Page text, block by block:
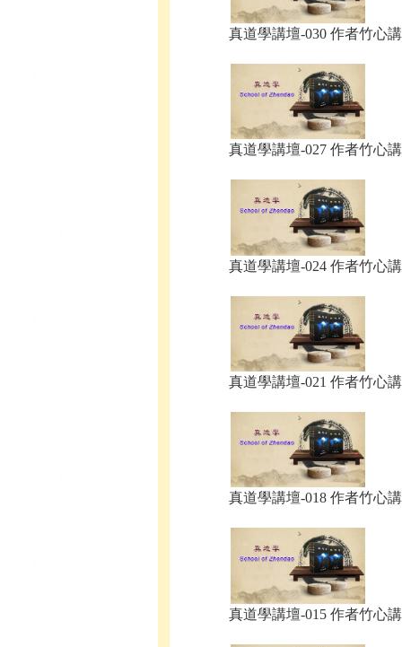
真道學講壇-030 作者竹心
真道學講壇-027 作者竹心
真道學講壇-024 作者竹心
真道學講壇-021 作者竹心
真道學講壇-018 作者竹心
真道學講壇-015 作者竹心